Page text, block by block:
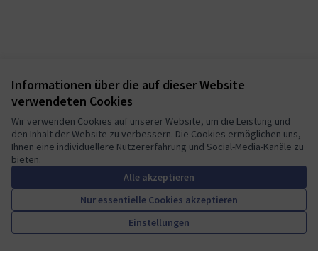
Informationen über die auf dieser Website
verwendeten Cookies
Wir verwenden Cookies auf unserer Website, um die Leistung und
den Inhalt der Website zu verbessern. Die Cookies ermöglichen uns,
Ihnen eine individuellere Nutzererfahrung und Social-Media-Kanäle zu
bieten.
Alle akzeptieren
Nur essentielle Cookies akzeptieren
Einstellungen